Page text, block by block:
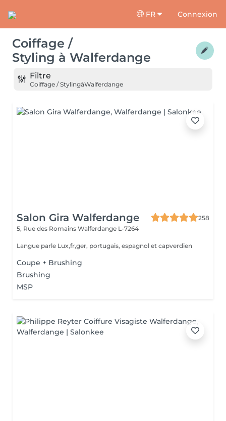
FR Connexion
Coiffage /
Styling à Walferdange
Filtre
Coiffage / StylingàWalferdange
Salon Gira Walferdange
258
5, Rue des Romains Walferdange L-7264
Langue parle Lux,fr,ger, portugais, espagnol et capverdien
Coupe + Brushing
Brushing
MSP